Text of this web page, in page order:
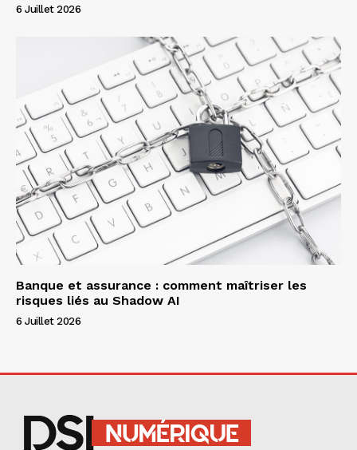
6 Juillet 2026
Banque et assurance : comment maîtriser les
risques liés au Shadow AI
6 Juillet 2026